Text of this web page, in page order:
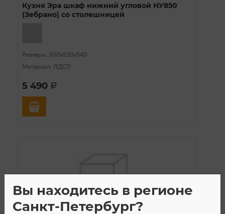
Кухня Эра шкаф нижний угловой НУ850
(Зебрано) со столешницей
Размеры: 850х850х840
Материал: ЛДСП
5 490 a
Вы находитесь в регионе
Санкт-Петербург?